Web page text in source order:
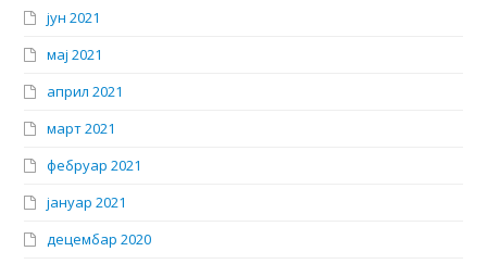
јун 2021
мај 2021
април 2021
март 2021
фебруар 2021
јануар 2021
децембар 2020